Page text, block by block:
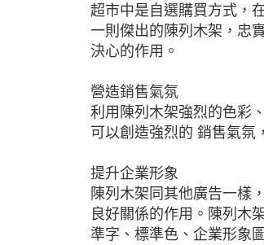
超市中是自選購買方式，
一則傑出的陳列木架，忠
決心的作用。
營造銷售氣氛
利用陳列木架強烈的色彩
可以創造強烈的 銷售氣氛
提升企業形象
陳列木架同其他廣告一樣
良好關係的作用。陳列木
準字、標準色、企業形象